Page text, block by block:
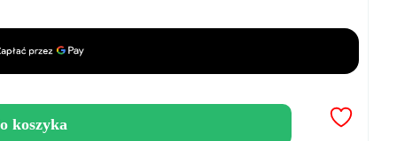
koszyka